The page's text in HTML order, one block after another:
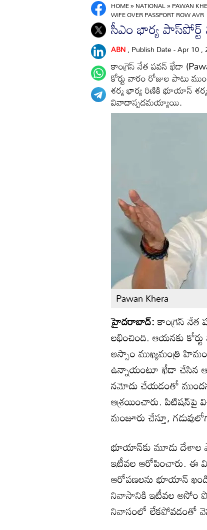
HOME»NATIONAL»PAWAN
WIFE OVER PASSPORT ROW AVR
సీఎం భార్య
ABN, Publish Date - Apr 10 ,
కాంగ్రెస్ నేత పవన్ ఖేడా
కోర్టు వారం రోజుల పాటు
శర్మ భార్య రిణికి భూయాన్
వివాదాస్పదమయ్యాయి.
Pawan Khera
హైదరాబాద్:కాంగ్రెస్ నేత
లభించింది. ఆయనకు
అస్సాం ముఖ్యమంత్రి
ఉన్నాయంటూ ఖేడా చేసిన
నమోదు చేయడంతో
ఆశ్రయించారు. పిటిషన్‌పై
మంజూరు చేస్తూ,
భూయాన్‌కు మూడు దేశాల
ఇటీవల ఆరోపించారు. ఈ
ఆరోపణలను భూయాన్
నివాసానికి ఇటీవల అసోం
నివాసంలో లేకపోవడంతో